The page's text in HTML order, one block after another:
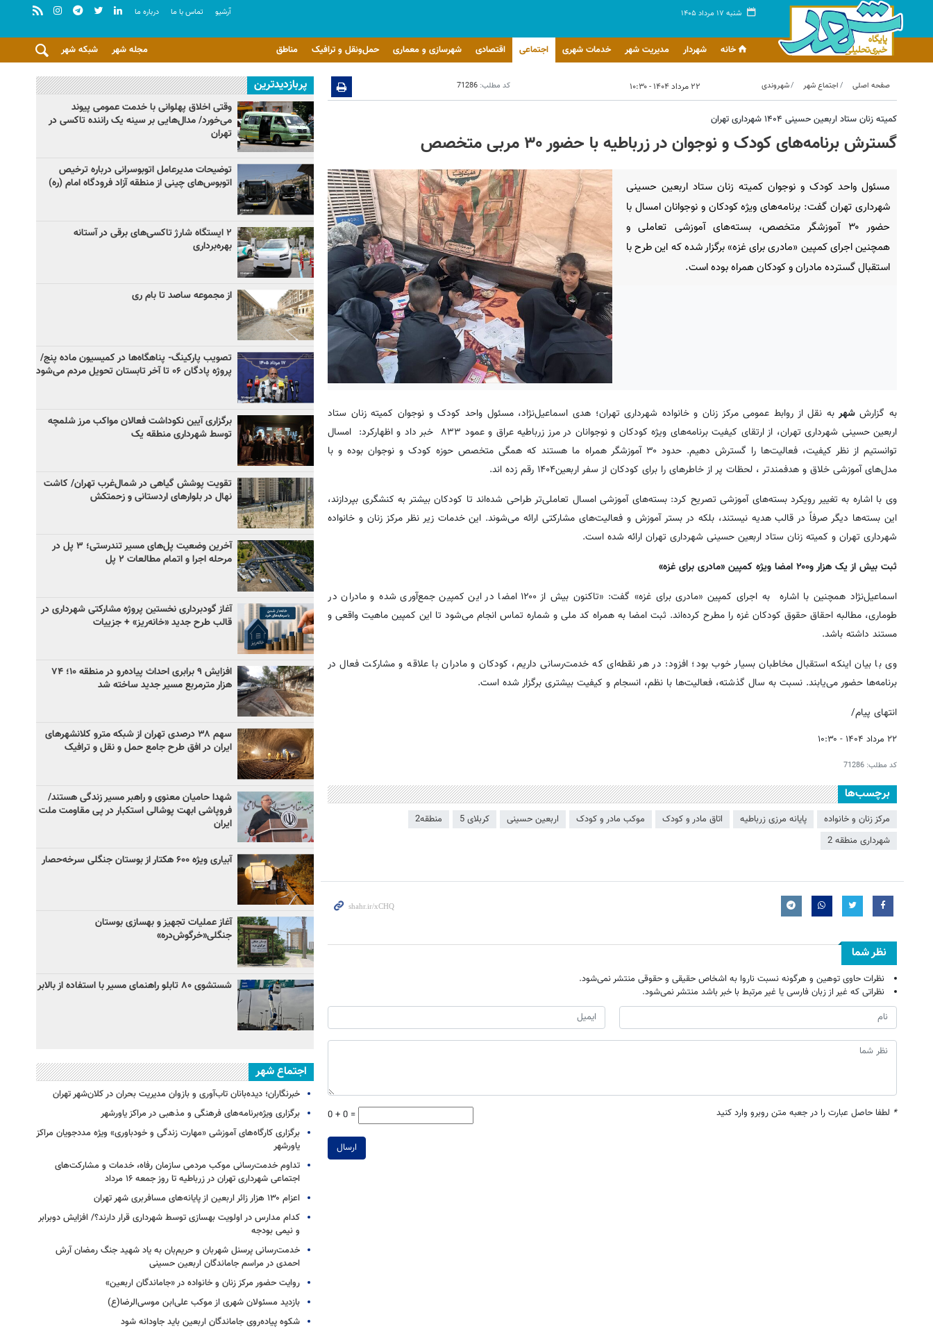
شنبه ۱۷ مرداد ۱۴۰۵ آرشيو تماس با ما درباره ما
خانه شهردار مدیریت شهر خدمات شهری اجتماعی اقتصادی شهرسازی و معماری حمل‌ونقل و ترافیک مناطق شبکه شهر مجله شهر
صفحه اصلی اجتماع شهر شهروندی ۲۲ مرداد ۱۴۰۴ - ۱۰:۳۰ کد مطلب: 71286
کمیته زنان ستاد اربعین حسینی ۱۴۰۴ شهرداری تهران
گسترش برنامه‌های کودک و نوجوان در زرباطیه با حضور ۳۰ مربی متخصص
مسئول واحد کودک و نوجوان کمیته زنان ستاد اربعین حسینی
شهرداری تهران گفت: برنامه‌های ویژه کودکان و نوجوانان امسال با
حضور ۳۰ آموزشگر متخصص، بسته‌های آموزشی تعاملی و
همچنین اجرای کمپین «مادری برای غزه» برگزار شده که این طرح با
استقبال گسترده مادران و کودکان همراه بوده است.
به گزارششهر به نقل از روابط عمومی مرکز زنان و خانواده شهرداری تهران؛ هدی اسماعیل‌نژاد، مسئول واحد کودک و نوجوان کمیته زنان ستاد
اربعین حسینی شهرداری تهران، از ارتقای کیفیت برنامه‌های ویژه کودکان و نوجوانان در مرز زرباطیه عراق و عمود ۸۳۳ خبر داد و اظهارکرد: امسال
توانستیم از نظر کیفیت، فعالیت‌ها را گسترش دهیم. حدود ۳۰ آموزشگر همراه ما هستند که همگی متخصص حوزه کودک و نوجوان بوده و با
مدل‌های آموزشی خلاق و هدفمندتر ، لحظات پر از خاطره‏ای را برای کودکان از سفر اربعین۱۴۰۴ رقم زده اند.
وی با اشاره به تغییر رویکرد بسته‌های آموزشی تصریح کرد: بسته‌های آموزشی امسال تعاملی‌تر طراحی شده‌اند تا کودکان بیشتر به کنشگری بپردازند،
این بسته‌ها دیگر صرفاً در قالب هدیه نیستند، بلکه در بستر آموزش و فعالیت‌های مشارکتی ارائه می‌شوند. این خدمات زیر نظر مرکز زنان و خانواده
شهرداری تهران و کمیته زنان ستاد اربعین حسینی شهرداری تهران ارائه شده است.
ثبت بیش از یک هزار و۲۰۰ امضا ویژه کمپین «مادری برای غزه»
اسماعیل‌نژاد همچنین با اشاره به اجرای کمپین «مادری برای غزه» گفت: «تاکنون بیش از ۱۲۰۰ امضا در این کمپین جمع‌آوری شده و مادران در
طوماری، مطالبه احقاق حقوق کودکان غزه را مطرح کرده‌اند. ثبت امضا به همراه کد ملی و شماره تماس انجام می‌شود تا این کمپین ماهیت واقعی و
مستند داشته باشد.
وی با بیان اینکه استقبال مخاطبان بسیار خوب بود؛ افزود: در هر نقطه‌ای که خدمت‌رسانی داریم، کودکان و مادران با علاقه و مشارکت فعال در
برنامه‌ها حضور می‌یابند. نسبت به سال گذشته، فعالیت‌ها با نظم، انسجام و کیفیت بیشتری برگزار شده است.
انتهای پیام/
۲۲ مرداد ۱۴۰۴ - ۱۰:۳۰
کد مطلب: 71286
برچسب‌ها
مرکز زنان و خانواده پایانه مرزی زرباطیه اتاق مادر و کودک موکب مادر و کودک اربعین حسینی کربلای 5
منطقه2
شهرداری منطقه 2
نظر شما
نظرات حاوی توهین و هرگونه نسبت ناروا به اشخاص حقیقی و حقوقی منتشر نمی‌شود.
نظراتی که غیر از زبان فارسی یا غیر مرتبط با خبر باشد منتشر نمی‌شود.
* لطفا حاصل عبارت را در جعبه متن روبرو وارد کنید 0 + 0 =
ارسال
پربازدیدترین
وقتی اخلاق پهلوانی با خدمت عمومی پیوند
می‌خورد/ مدال‌هایی بر سینه یک راننده تاکسی در
تهران
توضیحات مدیرعامل اتوبوسرانی درباره ترخیص
اتوبوس‌های چینی از منطقه آزاد فرودگاه امام (ره)
۲ ایستگاه شارژ تاکسی‌های برقی در آستانه
بهره‌برداری
از مجموعه ساصد تا بام ری
تصویب پارکینگ- پناهگاه‌ها در کمیسیون ماده پنج/
پروژه پادگان ۰۶ تا آخر تابستان تحویل مردم می‌شود
برگزاری آیین نکوداشت فعالان مواکب مرز شلمچه
توسط شهرداری منطقه یک
تقویت پوشش گیاهی در شمال‌غرب تهران/ کاشت
نهال در بلوارهای اردستانی و زحمتکش
آخرین وضعیت پل‌های مسیر تندرستی؛ ۳ پل در
مرحله اجرا و اتمام مطالعات ۲ پل
آغاز گودبرداری نخستین پروژه مشارکتی شهرداری در
قالب طرح جدید «خانه‌ریز» + جزییات
افزایش ۹ برابری احداث پیاده‌رو در منطقه ۱۰؛ ۷۴
هزار مترمربع مسیر جدید ساخته شد
سهم ۳۸ درصدی تهران از شبکه مترو کلانشهرهای
ایران در افق طرح جامع حمل و نقل و ترافیک
شهدا حامیان معنوی و راهبر مسیر زندگی هستند/
فروپاشی ابهت پوشالی استکبار در پی مقاومت ملت
ایران
آبیاری ویژه ۶۰۰ هکتار از بوستان جنگلی سرخه‌حصار
آغاز عملیات تجهیز و بهسازی بوستان
جنگلی«خرگوش‌دره»
شستشوی ۸۰ تابلو راهنمای مسیر با استفاده از بالابر
اجتماع شهر
خبرنگاران؛ دیده‌بانان تاب‌آوری و بازوان مدیریت بحران در کلان‌شهر تهران
برگزاری ویژه‌برنامه‌های فرهنگی و مذهبی در مراکز یاورشهر
برگزاری کارگاه‌های آموزشی «مهارت زندگی و خودباوری» ویژه مددجویان مراکز
یاورشهر
تداوم خدمت‌رسانی موکب مردمی سازمان رفاه، خدمات و مشارکت‌های
اجتماعی شهرداری تهران در زرباطیه تا روز جمعه ۱۶ مرداد
اعزام ۱۳۰ هزار زائر اربعین از پایانه‌های مسافربری شهر تهران
کدام مدارس در اولویت بهسازی توسط شهرداری قرار دارند؟/ افزایش دوبرابر
و نیمی بودجه
خدمت‌رسانی پرسنل شهربان و حریم‌بان به یاد شهید جنگ رمضان آرش
احمدی در مراسم جاماندگان اربعین حسینی
روایت حضور مرکز زنان و خانواده در «جاماندگان اربعین»
بازدید مسئولان شهری از موکب علی‌ابن موسی‌الرضا(ع)
شکوه پیاده‌روی جاماندگان اربعین باید جاودانه شود